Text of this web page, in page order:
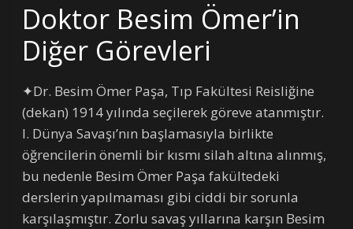
Doktor Besim Ömer’in
Diğer Görevleri
✦Dr. Besim Ömer Paşa, Tıp Fakültesi Reisliğine
(dekan) 1914 yılında seçilerek göreve atanmıştır.
I. Dünya Savaşı’nın başlamasıyla birlikte
öğrencilerin önemli bir kısmı silah altına alınmış,
bu nedenle Besim Ömer Paşa fakültedeki
derslerin yapılmaması gibi ciddi bir sorunla
karşılaşmıştır. Zorlu savaş yıllarına karşın Besim